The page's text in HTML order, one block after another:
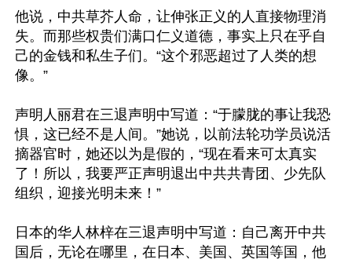
他说，中共草芥人命，让伸张正义的人直接物理消
失。而那些权贵们满口仁义道德，事实上只在乎自
己的金钱和私生子们。“这个邪恶超过了人类的想
像。”
声明人丽君在三退声明中写道：“于朦胧的事让我恐
惧，这已经不是人间。”她说，以前法轮功学员说活
摘器官时，她还以为是假的，“现在看来可太真实
了！所以，我要严正声明退出中共共青团、少先队
组织，迎接光明未来！”
日本的华人林梓在三退声明中写道：自己离开中共
国后，无论在哪里，在日本、美国、英国等国，他